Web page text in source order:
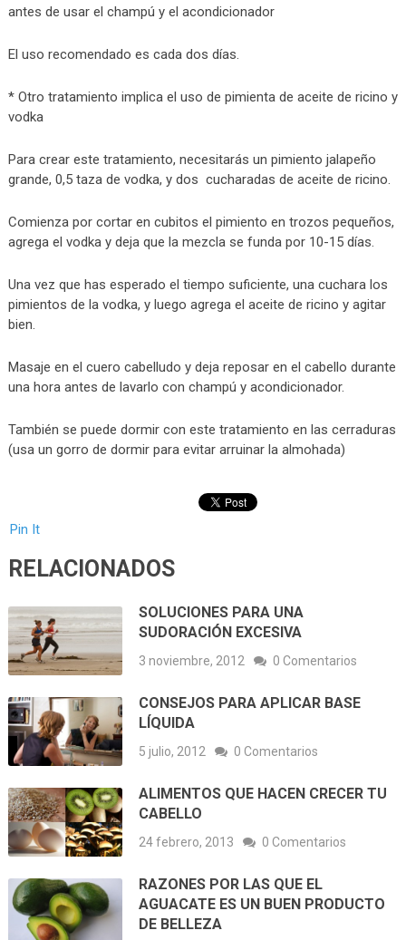
antes de usar el champú y el acondicionador
El uso recomendado es cada dos días.
* Otro tratamiento implica el uso de pimienta de aceite de ricino y
vodka
Para crear este tratamiento, necesitarás un pimiento jalapeño
grande, 0,5 taza de vodka, y dos cucharadas de aceite de ricino.
Comienza por cortar en cubitos el pimiento en trozos pequeños,
agrega el vodka y deja que la mezcla se funda por 10-15 días.
Una vez que has esperado el tiempo suficiente, una cuchara los
pimientos de la vodka, y luego agrega el aceite de ricino y agitar
bien.
Masaje en el cuero cabelludo y deja reposar en el cabello durante
una hora antes de lavarlo con champú y acondicionador.
También se puede dormir con este tratamiento en las cerraduras
(usa un gorro de dormir para evitar arruinar la almohada)
Pin It
RELACIONADOS
SOLUCIONES PARA UNA
SUDORACIÓN EXCESIVA
3 noviembre, 2012 0 Comentarios
CONSEJOS PARA APLICAR BASE
LÍQUIDA
5 julio, 2012 0 Comentarios
ALIMENTOS QUE HACEN CRECER TU
CABELLO
24 febrero, 2013 0 Comentarios
RAZONES POR LAS QUE EL
AGUACATE ES UN BUEN PRODUCTO
DE BELLEZA